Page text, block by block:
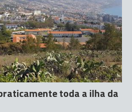
toda a ilha da